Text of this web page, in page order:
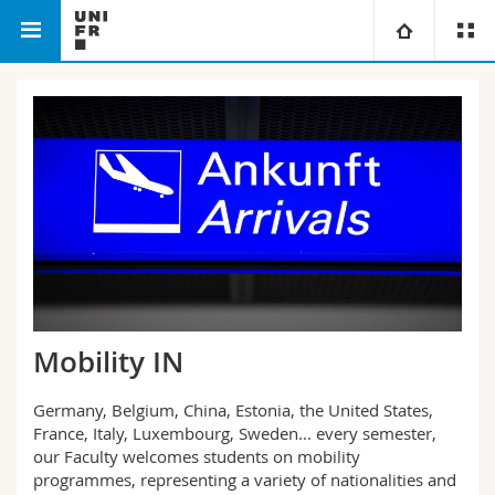
Universität
Studium
Campus
Forschung
Universität
Fakultäten
Theologische Fak.
Rechtswissenschaftliche Fak.
Wirtschafts- und Sozialwissenschaftliche Fak.
Fak. für Erziehungs- und Bildungswissenschaften
Informationen für
Studieninteressierte
Studierende
Forschende
Ressourcen
Personenverzeichnis
Bibliotheken
Mobility IN
Germany, Belgium, China, Estonia, the United States,
France, Italy, Luxembourg, Sweden... every semester,
our Faculty welcomes students on mobility
programmes, representing a variety of nationalities and